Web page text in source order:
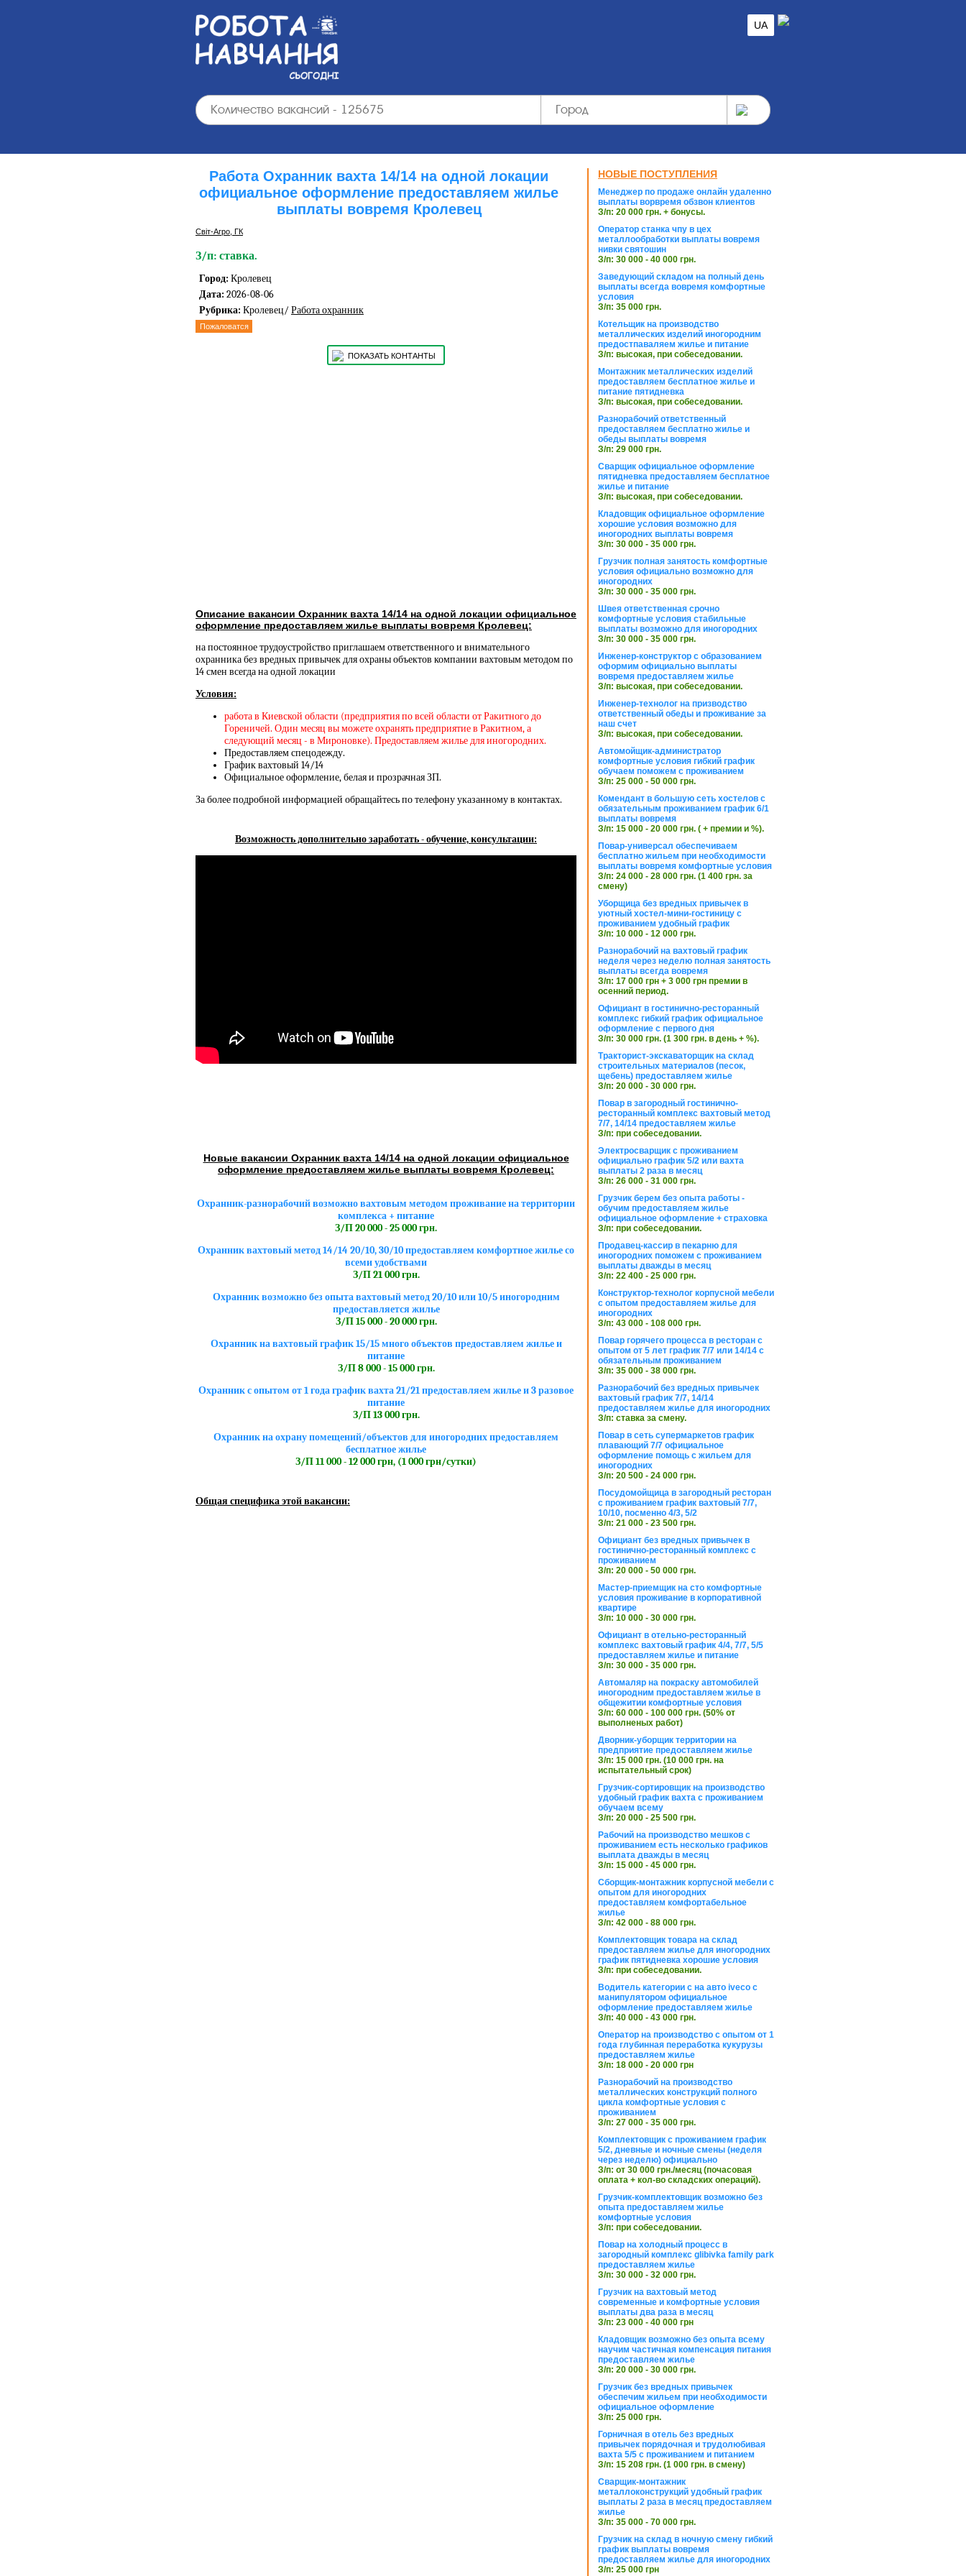
UA
Работа Охранник вахта 14/14 на одной локации
официальное оформление предоставляем жилье
выплаты вовремя Кролевец
Світ-Агро, ГК
З/п: ставка.
Город: Кролевец
Дата: 2026-08-06
Рубрика: Кролевец/ Работа охранник
Пожаловатся
ПОКАЗАТЬ КОНТАНТЫ
Описание вакансии Охранник вахта 14/14 на одной локации официальное
оформление предоставляем жилье выплаты вовремя Кролевец:
на постоянное трудоустройство приглашаем ответственного и внимательного
охранника без вредных привычек для охраны объектов компании вахтовым методом по
14 смен всегда на одной локации
Условия:
работа в Киевской области (предприятия по всей области от Ракитного до
Гореничей. Один месяц вы можете охранять предприятие в Ракитном, а
следующий месяц - в Мироновке). Предоставляем жилье для иногородних.
Предоставляем спецодежду.
График вахтовый 14/14
Официальное оформление, белая и прозрачная ЗП.
За более подробной информацией обращайтесь по телефону указанному в контактах.
Возможность дополнительно заработать - обучение, консультации:
Новые вакансии Охранник вахта 14/14 на одной локации официальное
оформление предоставляем жилье выплаты вовремя Кролевец:
Охранник-разнорабочий возможно вахтовым методом проживание на территории
комплекса + питание
З/П 20 000 - 25 000 грн.
Охранник вахтовый метод 14/14 20/10, 30/10 предоставляем комфортное жилье со
всеми удобствами
З/П 21 000 грн.
Охранник возможно без опыта вахтовый метод 20/10 или 10/5 иногородним
предоставляется жилье
З/П 15 000 - 20 000 грн.
Охранник на вахтовый график 15/15 много объектов предоставляем жилье и
питание
З/П 8 000 - 15 000 грн.
Охранник с опытом от 1 года график вахта 21/21 предоставляем жилье и 3 разовое
питание
З/П 13 000 грн.
Охранник на охрану помещений/объектов для иногородних предоставляем
бесплатное жилье
З/П 11 000 - 12 000 грн, (1 000 грн/сутки)
Общая специфика этой вакансии:
НОВЫЕ ПОСТУПЛЕНИЯ
Менеджер по продаже онлайн удаленно
выплаты ворвремя обзвон клиентов
З/п: 20 000 грн. + бонусы.
Оператор станка чпу в цех
металлообработки выплаты вовремя
нивки святошин
З/п: 30 000 - 40 000 грн.
Заведующий складом на полный день
выплаты всегда вовремя комфортные
условия
З/п: 35 000 грн.
Котельщик на производство
металлических изделий иногородним
предостпаваляем жилье и питание
З/п: высокая, при собеседовании.
Монтажник металлических изделий
предоставляем бесплатное жилье и
питание пятидневка
З/п: высокая, при собеседовании.
Разнорабочий ответственный
предоставляем бесплатно жилье и
обеды выплаты вовремя
З/п: 29 000 грн.
Сварщик официальное оформление
пятидневка предоставляем бесплатное
жилье и питание
З/п: высокая, при собеседовании.
Кладовщик официальное оформление
хорошие условия возможно для
иногородних выплаты вовремя
З/п: 30 000 - 35 000 грн.
Грузчик полная занятость комфортные
условия официально возможно для
иногородних
З/п: 30 000 - 35 000 грн.
Швея ответственная срочно
комфортные условия стабильные
выплаты возможно для иногородних
З/п: 30 000 - 35 000 грн.
Инженер-конструктор с образованием
оформим официально выплаты
вовремя предоставляем жилье
З/п: высокая, при собеседовании.
Инженер-технолог на призводство
ответственный обеды и проживание за
наш счет
З/п: высокая, при собеседовании.
Автомойщик-администратор
комфортные условия гибкий график
обучаем поможем с проживанием
З/п: 25 000 - 50 000 грн.
Комендант в большую сеть хостелов с
обязательным проживанием график 6/1
выплаты вовремя
З/п: 15 000 - 20 000 грн. ( + премии и %).
Повар-универсал обеспечиваем
бесплатно жильем при необходимости
выплаты вовремя комфортные условия
З/п: 24 000 - 28 000 грн. (1 400 грн. за
смену)
Уборщица без вредных привычек в
уютный хостел-мини-гостиницу с
проживанием удобный график
З/п: 10 000 - 12 000 грн.
Разнорабочий на вахтовый график
неделя через неделю полная занятость
выплаты всегда вовремя
З/п: 17 000 грн + 3 000 грн премии в
осенний период.
Официант в гостинично-ресторанный
комплекс гибкий график официальное
оформление с первого дня
З/п: 30 000 грн. (1 300 грн. в день + %).
Тракторист-экскаваторщик на склад
строительных материалов (песок,
щебень) предоставляем жилье
З/п: 20 000 - 30 000 грн.
Повар в загородный гостинично-
ресторанный комплекс вахтовый метод
7/7, 14/14 предоставляем жилье
З/п: при собеседовании.
Электросварщик с проживанием
официально график 5/2 или вахта
выплаты 2 раза в месяц
З/п: 26 000 - 31 000 грн.
Грузчик берем без опыта работы -
обучим предоставляем жилье
официальное оформление + страховка
З/п: при собеседовании.
Продавец-кассир в пекарню для
иногородних поможем с проживанием
выплаты дважды в месяц
З/п: 22 400 - 25 000 грн.
Конструктор-технолог корпусной мебели
с опытом предоставляем жилье для
иногородних
З/п: 43 000 - 108 000 грн.
Повар горячего процесса в ресторан с
опытом от 5 лет график 7/7 или 14/14 с
обязательным проживанием
З/п: 35 000 - 38 000 грн.
Разнорабочий без вредных привычек
вахтовый график 7/7, 14/14
предоставляем жилье для иногородних
З/п: ставка за смену.
Повар в сеть супермаркетов график
плавающий 7/7 официальное
оформление помощь с жильем для
иногородних
З/п: 20 500 - 24 000 грн.
Посудомойщица в загородный ресторан
с проживанием график вахтовый 7/7,
10/10, посменно 4/3, 5/2
З/п: 21 000 - 23 500 грн.
Официант без вредных привычек в
гостинично-ресторанный комплекс с
проживанием
З/п: 20 000 - 50 000 грн.
Мастер-приемщик на сто комфортные
условия проживание в корпоративной
квартире
З/п: 10 000 - 30 000 грн.
Официант в отельно-ресторанный
комплекс вахтовый график 4/4, 7/7, 5/5
предоставляем жилье и питание
З/п: 30 000 - 35 000 грн.
Автомаляр на покраску автомобилей
иногородним предоставляем жилье в
общежитии комфортные условия
З/п: 60 000 - 100 000 грн. (50% от
выполненых работ)
Дворник-уборщик территории на
предприятие предоставляем жилье
З/п: 15 000 грн. (10 000 грн. на
испытательный срок)
Грузчик-сортировщик на производство
удобный график вахта с проживанием
обучаем всему
З/п: 20 000 - 25 500 грн.
Рабочий на производство мешков с
проживанием есть несколько графиков
выплата дважды в месяц
З/п: 15 000 - 45 000 грн.
Сборщик-монтажник корпусной мебели с
опытом для иногородних
предоставляем комфортабельное
жилье
З/п: 42 000 - 88 000 грн.
Комплектовщик товара на склад
предоставляем жилье для иногородних
график пятидневка хорошие условия
З/п: при собеседовании.
Водитель категории с на авто iveco с
манипулятором официальное
оформление предоставляем жилье
З/п: 40 000 - 43 000 грн.
Оператор на производство с опытом от 1
года глубинная переработка кукурузы
предоставляем жилье
З/п: 18 000 - 20 000 грн
Разнорабочий на производство
металлических конструкций полного
цикла комфортные условия с
проживанием
З/п: 27 000 - 35 000 грн.
Комплектовщик с проживанием график
5/2, дневные и ночные смены (неделя
через неделю) официально
З/п: от 30 000 грн./месяц (почасовая
оплата + кол-во складских операций).
Грузчик-комплектовщик возможно без
опыта предоставляем жилье
комфортные условия
З/п: при собеседовании.
Повар на холодный процесс в
загородный комплекс glibivka family park
предоставляем жилье
З/п: 30 000 - 32 000 грн.
Грузчик на вахтовый метод
современные и комфортные условия
выплаты два раза в месяц
З/п: 23 000 - 40 000 грн
Кладовщик возможно без опыта всему
научим частичная компенсация питания
предоставляем жилье
З/п: 20 000 - 30 000 грн.
Грузчик без вредных привычек
обеспечим жильем при необходимости
официальное оформление
З/п: 25 000 грн.
Горничная в отель без вредных
привычек порядочная и трудолюбивая
вахта 5/5 с проживанием и питанием
З/п: 15 208 грн. (1 000 грн. в смену)
Сварщик-монтажник
металлоконструкций удобный график
выплаты 2 раза в месяц предоставляем
жилье
З/п: 35 000 - 70 000 грн.
Грузчик на склад в ночную смену гибкий
график выплаты вовремя
предоставляем жилье для иногородних
З/п: 25 000 грн